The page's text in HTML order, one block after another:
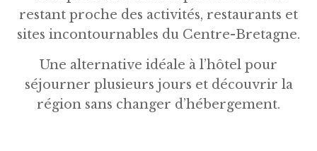
restant proche des activités, restaurants et
sites incontournables du Centre-Bretagne.
Une alternative idéale à l’hôtel pour
séjourner plusieurs jours et découvrir la
région sans changer d’hébergement.